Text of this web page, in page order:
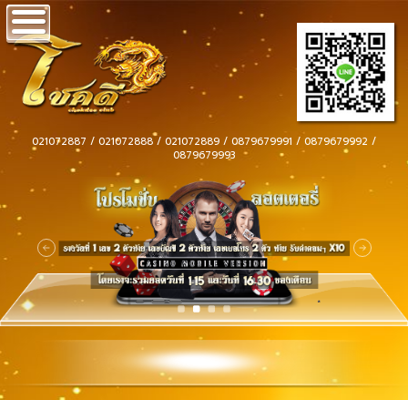
021072887 / 021072888 / 021072889 / 0879679991 / 0879679992 /
0879679993